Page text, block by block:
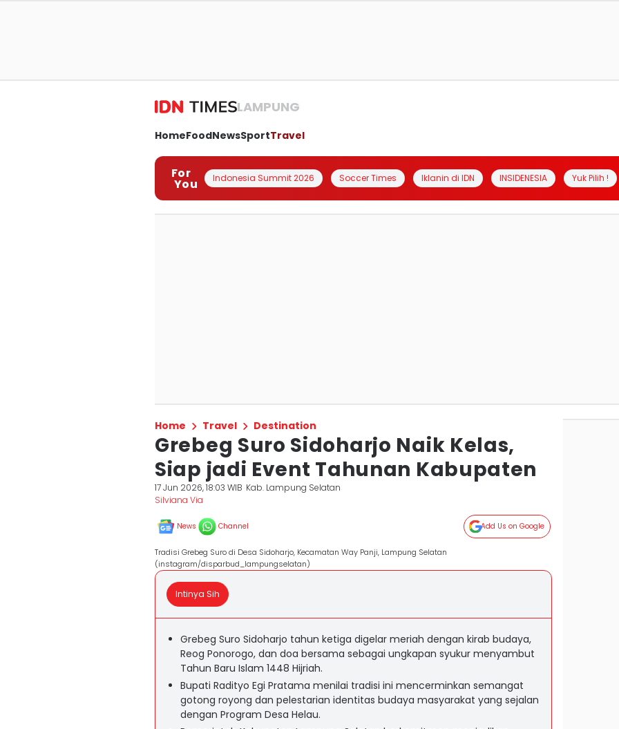
LAMPUNG
HomeFoodNewsSportTravel
For
You Indonesia Summit 2026 Soccer Times Iklanin di IDN INSIDENESIA Yuk Pilih !
Home Travel Destination
Grebeg Suro Sidoharjo Naik Kelas,
Siap jadi Event Tahunan Kabupaten
17 Jun 2026, 18:03 WIB Kab. Lampung Selatan
Silviana Via
News Channel Add Us on Google
Tradisi Grebeg Suro di Desa Sidoharjo, Kecamatan Way Panji, Lampung Selatan
(instagram/disparbud_lampungselatan)
Intinya Sih
Grebeg Suro Sidoharjo tahun ketiga digelar meriah dengan kirab budaya,
Reog Ponorogo, dan doa bersama sebagai ungkapan syukur menyambut
Tahun Baru Islam 1448 Hijriah.
Bupati Radityo Egi Pratama menilai tradisi ini mencerminkan semangat
gotong royong dan pelestarian identitas budaya masyarakat yang sejalan
dengan Program Desa Helau.